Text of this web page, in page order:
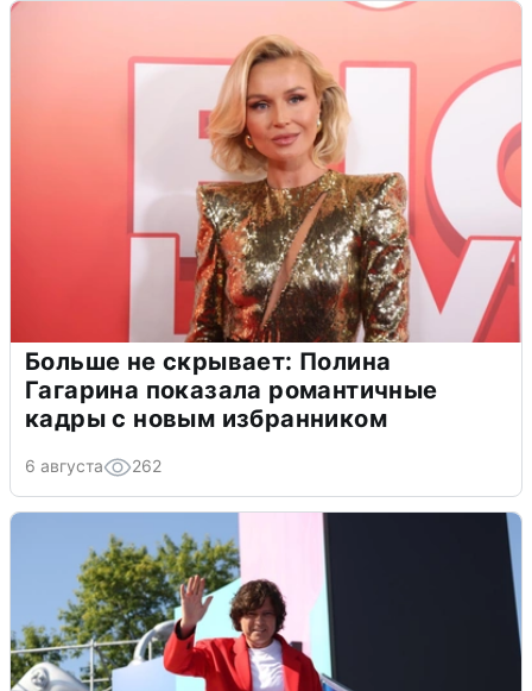
Больше не скрывает: Полина
Гагарина показала романтичные
кадры с новым избранником
6 августа 262